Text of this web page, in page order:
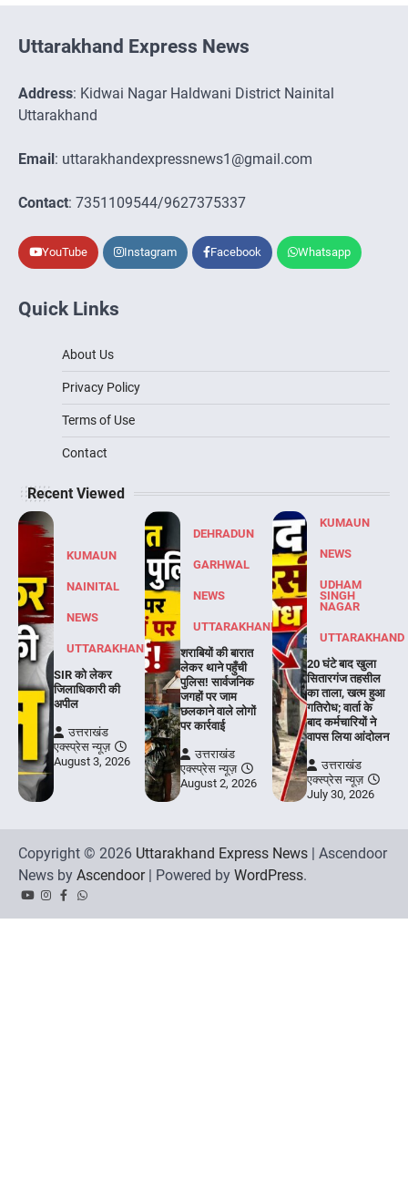
Uttarakhand Express News
Address: Kidwai Nagar Haldwani District Nainital
Uttarakhand
Email : uttarakhandexpressnews1@gmail.com
Contact: 7351109544/9627375337
YouTube Instagram Facebook Whatsapp
Quick Links
About Us
Privacy Policy
Terms of Use
Contact
Recent Viewed
KUMAUN
NAINITAL
NEWS
UTTARAKHAND
SIR को लेकर
जिलाधिकारी की
अपील
उत्तराखंड
एक्स्प्रेस न्यूज़
August 3, 2026
DEHRADUN
GARHWAL
NEWS
UTTARAKHAND
शराबियों की बारात
लेकर थाने पहुँची
पुलिस! सार्वजनिक
जगहों पर जाम
छलकाने वाले लोगों
पर कार्रवाई
उत्तराखंड
एक्स्प्रेस न्यूज़
August 2, 2026
KUMAUN
NEWS
UDHAM
SINGH
NAGAR
UTTARAKHAND
20 घंटे बाद खुला
सितारगंज तहसील
का ताला, खत्म हुआ
गतिरोध; वार्ता के
बाद कर्मचारियों ने
वापस लिया आंदोलन
उत्तराखंड
एक्स्प्रेस न्यूज़
July 30, 2026
Copyright © 2026 Uttarakhand Express News | Ascendoor
News by Ascendoor| Powered by WordPress.
YouTubeInstagram
Facebook
Whatsapp